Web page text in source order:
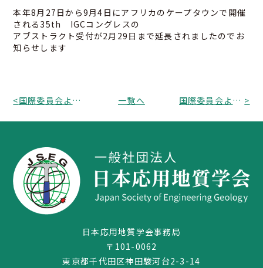
本年8月27日から9月4日にアフリカのケープタウンで開催
される35th IGCコングレスの
アブストラクト受付が2月29日まで延長されましたのでお
知らせします
< 国際委員会よりIAEG後援の国際会議（2016/6/20-23、Sofia,Bulgaria）に関する情報 一覧へ 国際委員会より「国際シンポジウムの開催のお知らせ」 >
日本応用地質学会事務局
〒101-0062
東京都千代田区神田駿河台2-3-14